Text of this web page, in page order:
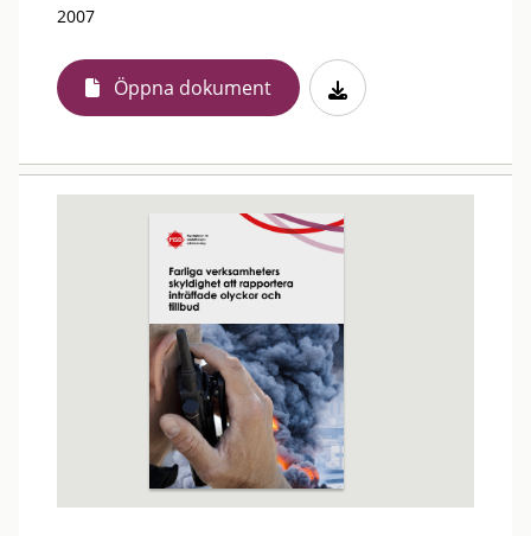
2007
Öppna dokument